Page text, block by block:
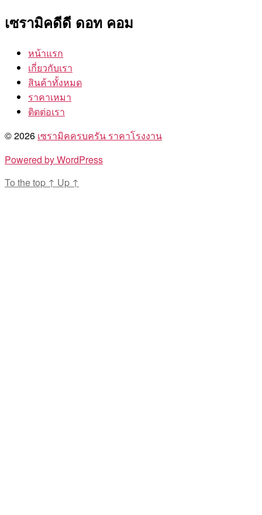
เซรามิคดีดี ดอท คอม
หน้าแรก
เกี่ยวกับเรา
สินค้าทั้งหมด
ราคาเหมา
ติดต่อเรา
© 2026 เซรามิคครบครัน ราคาโรงงาน
Powered by WordPress
To the top ↑ Up ↑